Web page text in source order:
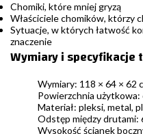
Chomiki, które mniej gryzą
Właściciele chomików, którzy
Sytuacje, w których łatwość
znaczenie
Wymiary i
Wymiary: 118 × 64 × 62
Powierzchnia użytkowa:
Materiał: pleksi, metal,
Odstęp między drutami:
Wysokość ścianek